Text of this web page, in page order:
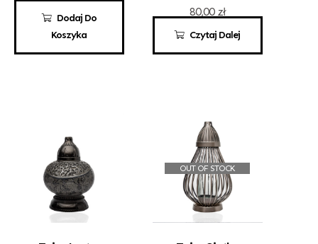
Dodaj Do
Koszyka
50,00 zł
Czytaj Dalej
Kwadrat Z
80,00 zł
OUT OF STOCK